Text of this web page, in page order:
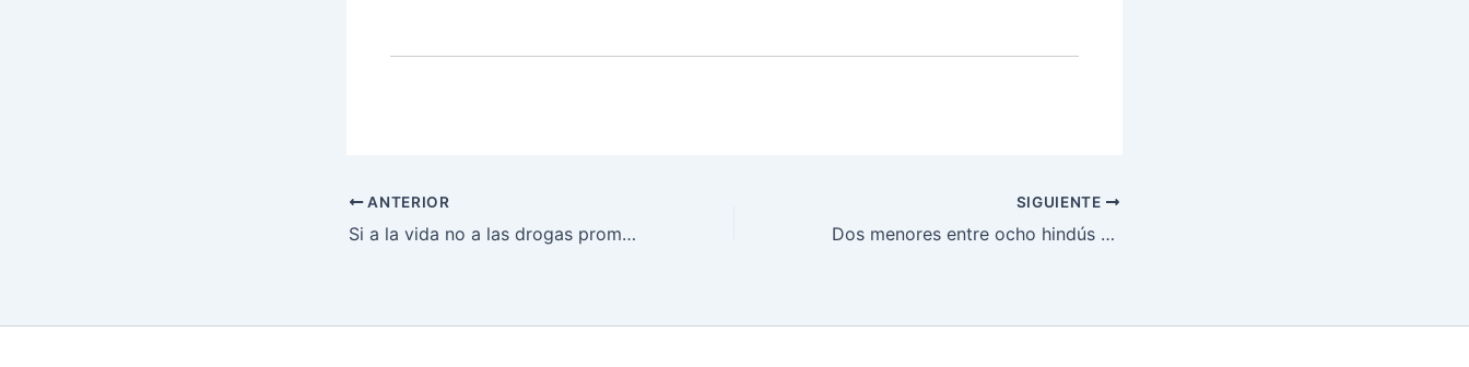
ANTERIOR
Si a la vida no a las drogas promueve PMOP
SIGUIENTE
Dos menores entre ocho hindús migrantes irregulares